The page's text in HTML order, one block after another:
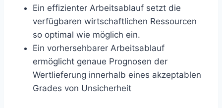
Ein effizienter Arbeitsablauf setzt die
verfügbaren wirtschaftlichen Ressourcen
so optimal wie möglich ein.
Ein vorhersehbarer Arbeitsablauf
ermöglicht genaue Prognosen der
Wertlieferung innerhalb eines akzeptablen
Grades von Unsicherheit